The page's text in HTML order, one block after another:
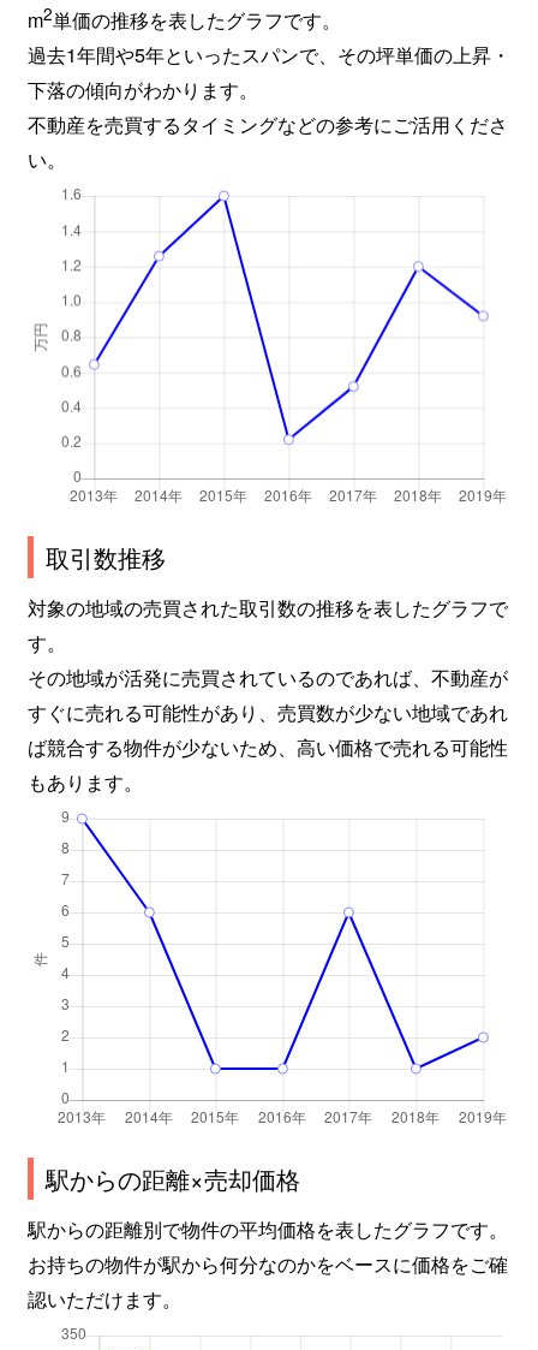
m2単価の推移を表したグラフです。
過去1年間や5年といったスパンで、その坪単価の上昇・
下落の傾向がわかります。
不動産を売買するタイミングなどの参考にご活用くださ
い。
取引数推移
対象の地域の売買された取引数の推移を表したグラフで
す。
その地域が活発に売買されているのであれば、不動産が
すぐに売れる可能性があり、売買数が少ない地域であれ
ば競合する物件が少ないため、高い価格で売れる可能性
もあります。
駅からの距離×売却価格
駅からの距離別で物件の平均価格を表したグラフです。
お持ちの物件が駅から何分なのかをベースに価格をご確
認いただけます。